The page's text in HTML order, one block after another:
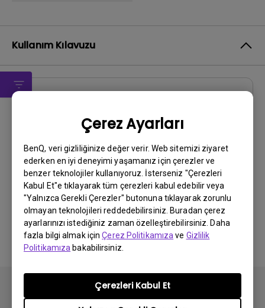
Çerez Ayarları
BenQ, veri gizliliğinize değer verir. Web sitemizi ziyaret
ederken en iyi deneyimi yaşamanız için çerezler ve
benzer teknolojiler kullanıyoruz. İsterseniz "Çerezleri
Kabul Et"e tıklayarak tüm çerezleri kabul edebilir veya
"Yalnızca Gerekli Çerezler" butonuna tıklayarak zorunlu
olmayan teknolojileri reddedebilirsiniz. Buradan çerez
ayarlarınızı istediğiniz zaman özelleştirebilirsiniz. Daha
fazla bilgi almak içinÇerez Politikamıza ve Gizlilik
Politikamıza bakabilirsiniz.
Çerezleri Kabul Et
Kullanım Kılavuzu
Kullanım Kılavuzu
Güncelleme:2011/09/15
Dil:Turkish
Dosya Boyutu:5.9 MB
Sürüm:
Önizleme